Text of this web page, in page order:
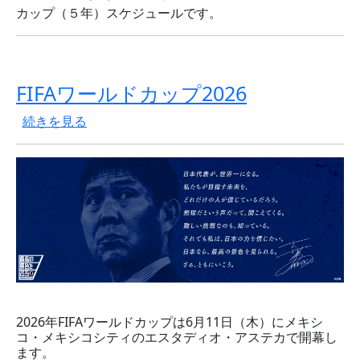
カップ（５年）スケジュールです。
FIFAワールドカップ2026
FIFAワールドカップ2026 の
続きを見る
2026年FIFAワールドカップは6月11日（木）にメキシ
コ・メキシコシティのエスタディオ・アステカで開幕し
ます。